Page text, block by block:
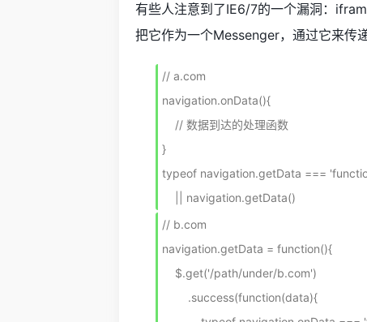
有些人注意到了IE6/7的一个漏洞：
把它作为一个Messenger，通过它来传
// a.com
navigation.onData(){
}
typeof navigation.getData ===
    || navigation.getData()
// b.com
navigation.getData = function(){